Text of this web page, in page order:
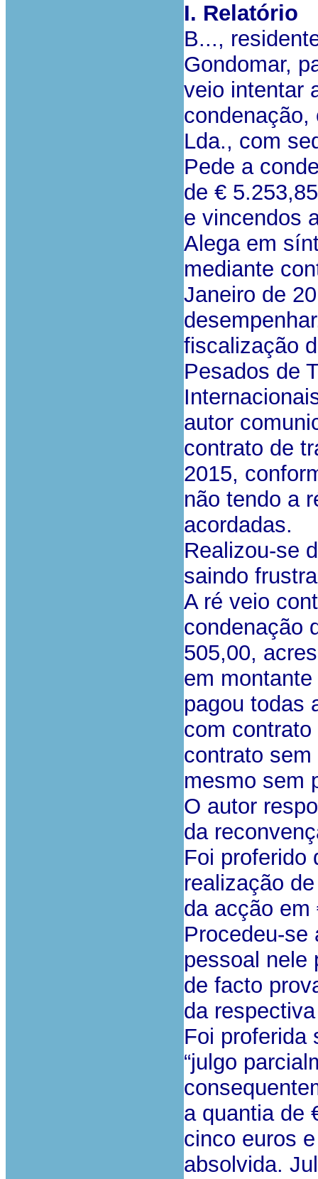
I. Relatório
B...,
Gondomar,
veio intentar
Lda., com
Pede a
de €
e vincendos
Alega em
mediante
Janeiro de
fiscalização
Pesados de
autor
contrato de
2015,
não tendo a
acordadas.
Realizou-se
saindo
A ré veio
condenação
505,00,
em
pagou todas
com
contrato
mesmo sem
O autor
da
Foi proferido
realização
da acção em
Procedeu-se
pessoal nele
de facto
da
Foi proferida
“julgo
a quantia de
cinco euros
absolvida.